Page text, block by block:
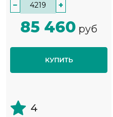
− +
85 460 руб
КУПИТЬ
4